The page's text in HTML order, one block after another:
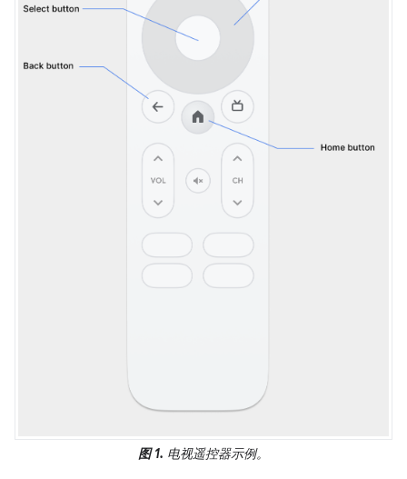
图 1. 电视遥控器示例。